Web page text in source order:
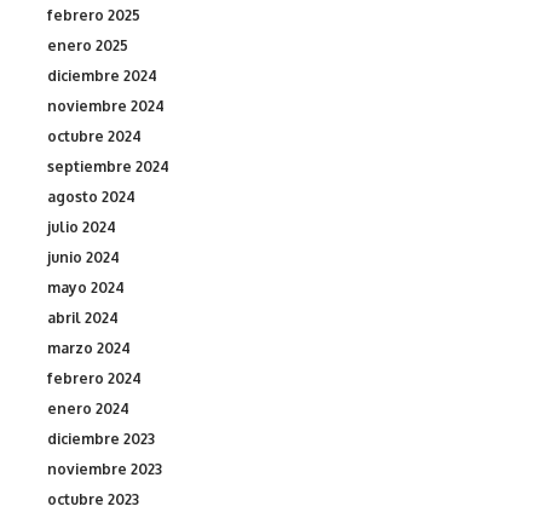
febrero 2025
enero 2025
diciembre 2024
noviembre 2024
octubre 2024
septiembre 2024
agosto 2024
julio 2024
junio 2024
mayo 2024
abril 2024
marzo 2024
febrero 2024
enero 2024
diciembre 2023
noviembre 2023
octubre 2023